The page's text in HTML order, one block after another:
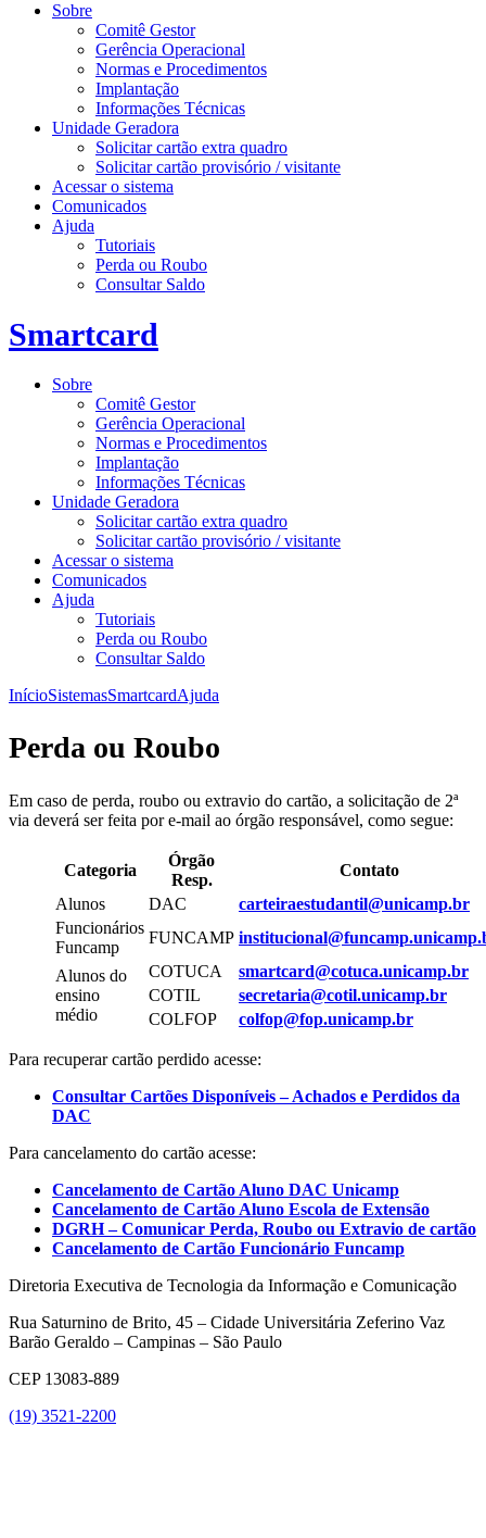
Sobre
Comitê Gestor
Gerência Operacional
Normas e Procedimentos
Implantação
Informações Técnicas
Unidade Geradora
Solicitar cartão extra quadro
Solicitar cartão provisório / visitante
Acessar o sistema
Comunicados
Ajuda
Tutoriais
Perda ou Roubo
Consultar Saldo
Smartcard
Sobre
Comitê Gestor
Gerência Operacional
Normas e Procedimentos
Implantação
Informações Técnicas
Unidade Geradora
Solicitar cartão extra quadro
Solicitar cartão provisório / visitante
Acessar o sistema
Comunicados
Ajuda
Tutoriais
Perda ou Roubo
Consultar Saldo
InícioSistemasSmartcardAjuda
Perda ou Roubo
Em caso de perda, roubo ou extravio do cartão, a solicitação de 2ª
via deverá ser feita por e-mail ao órgão responsável, como segue:
Categoria
Órgão
Resp.
Contato
Alunos
DAC
carteiraestudantil@unicamp.br
Funcionários
Funcamp
FUNCAMP
Alunos do
ensino
médio
COTUCA
smartcard@cotuca.unicamp.br
COTIL
secretaria@cotil.unicamp.br
COLFOP
colfop@fop.unicamp.br
Para recuperar cartão perdido acesse:
Consultar Cartões Disponíveis – Achados e Perdidos da
DAC
Para cancelamento do cartão acesse:
Cancelamento de Cartão Aluno DAC Unicamp
Cancelamento de Cartão Aluno Escola de Extensão
DGRH – Comunicar Perda, Roubo ou Extravio de cartão
Cancelamento de Cartão Funcionário Funcamp
Diretoria Executiva de Tecnologia da Informação e Comunicação
Rua Saturnino de Brito, 45 – Cidade Universitária Zeferino Vaz
Barão Geraldo – Campinas – São Paulo
CEP 13083-889
(19) 3521-2200